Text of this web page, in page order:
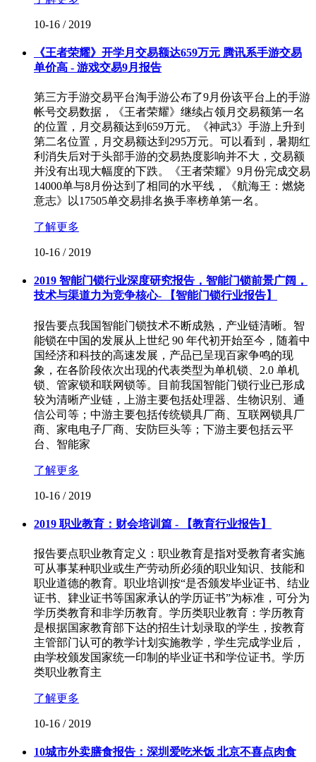
10-16 / 2019
《王者荣耀》开学月交易额达659万元 腾讯系手游交易
单价高 - 游戏交易9月报告
第三方手游交易平台淘手游公布了9月份该平台上的手游
帐号交易数据，《王者荣耀》继续占领月交易额第一名
的位置，月交易额达到659万元。《神武3》手游上升到
第二名位置，月交易额达到295万元。可以看到，暑期红
利消失后对于头部手游的交易热度影响并不大，交易额
并没有出现大幅度的下跌。《王者荣耀》9月份完成交易
14000单与8月份达到了相同的水平线，《航海王：燃烧
意志》以17505单交易排名换手率榜单第一名。
了解更多
10-16 / 2019
2019 智能门锁行业深度研究报告，智能门锁前景广阔，
技术与渠道力为竞争核心- 【智能门锁行业报告】
报告要点我国智能门锁技术不断成熟，产业链清晰。智
能锁在中国的发展从上世纪 90 年代初开始至今，随着中
国经济和科技的高速发展，产品已呈现百家争鸣的现
象，在各阶段依次出现的代表类型为单机锁、2.0 单机
锁、管家锁和联网锁等。目前我国智能门锁行业已形成
较为清晰产业链，上游主要包括处理器、生物识别、通
信公司等；中游主要包括传统锁具厂商、互联网锁具厂
商、家电电子厂商、安防巨头等；下游主要包括云平
台、智能家
了解更多
10-16 / 2019
2019 职业教育：财会培训篇 - 【教育行业报告】
报告要点职业教育定义：职业教育是指对受教育者实施
可从事某种职业或生产劳动所必须的职业知识、技能和
职业道德的教育。职业培训按“是否颁发毕业证书、结业
证书、肄业证书等国家承认的学历证书”为标准，可分为
学历类教育和非学历教育。学历类职业教育：学历教育
是根据国家教育部下达的招生计划录取的学生，按教育
主管部门认可的教学计划实施教学，学生完成学业后，
由学校颁发国家统一印制的毕业证书和学位证书。学历
类职业教育主
了解更多
10-16 / 2019
10城市外卖膳食报告：深圳爱吃米饭 北京不喜点肉食